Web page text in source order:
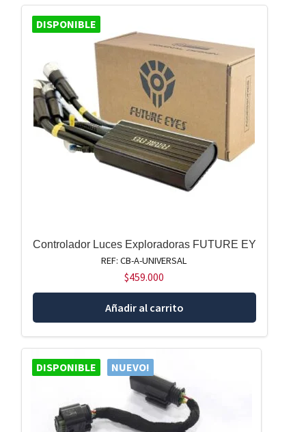
DISPONIBLE
Controlador Luces Exploradoras FUTURE EY
REF: CB-A-UNIVERSAL
$459.000
Añadir al carrito
DISPONIBLE NUEVO!